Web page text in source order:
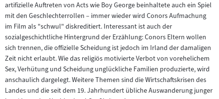
artifizielle Auftreten von Acts wie Boy George beinhaltete auch ein Spiel
mit den Geschlechterrollen – immer wieder wird Conors Aufmachung
im Film als "schwul" diskreditiert. Interessant ist auch der
sozialgeschichtliche Hintergrund der Erzählung: Conors Eltern wollen
sich trennen, die offizielle Scheidung ist jedoch im Irland der damaligen
Zeit nicht erlaubt. Wie das religiös motivierte Verbot von vorehelichem
Sex, Verhütung und Scheidung unglückliche Familien produzierte, wird
anschaulich dargelegt. Weitere Themen sind die Wirtschaftskrisen des
Landes und die seit dem 19. Jahrhundert übliche Auswanderung junger